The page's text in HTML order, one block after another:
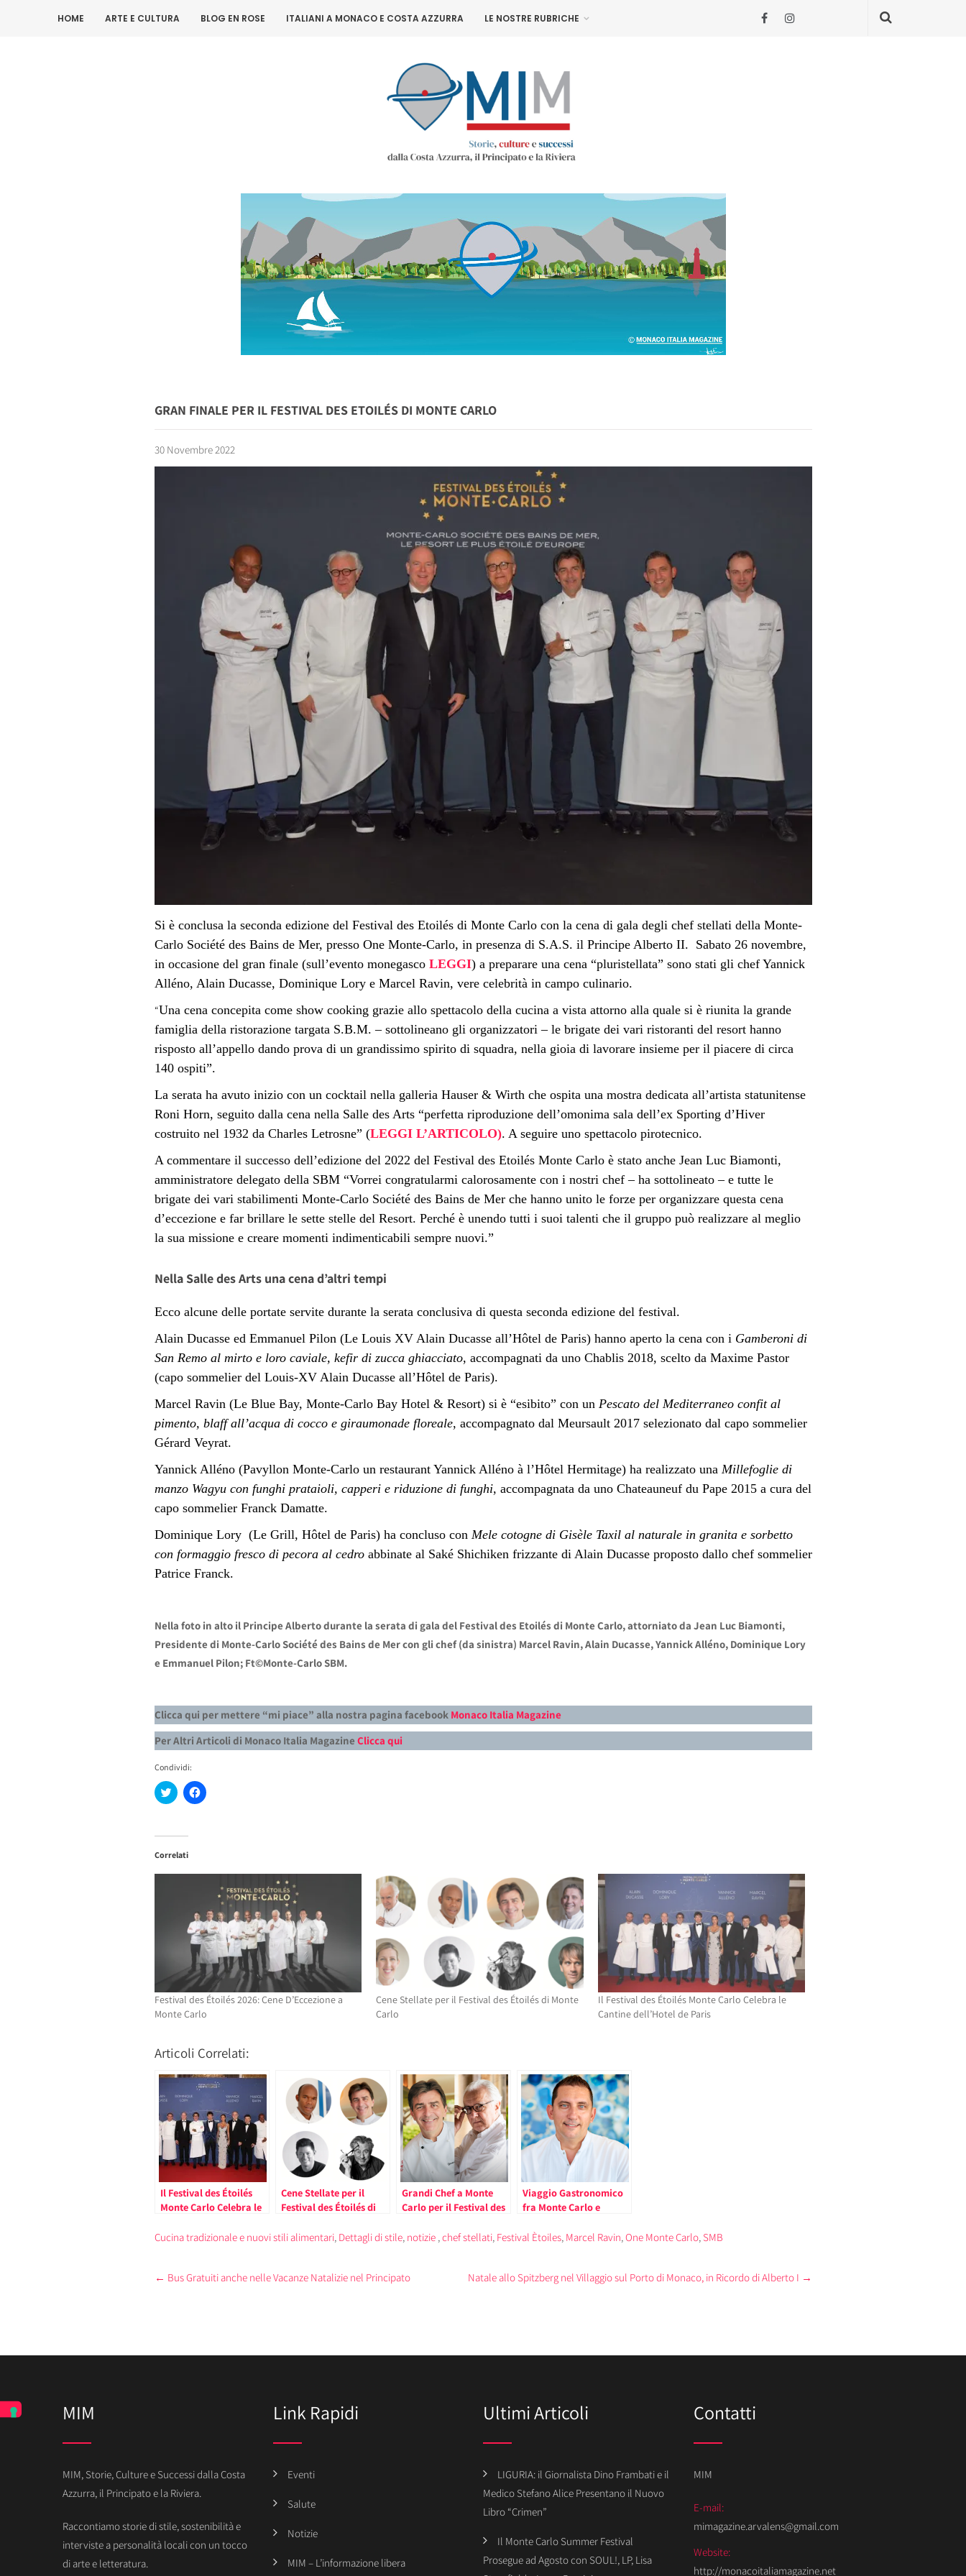
HOME ARTE E CULTURA BLOG EN ROSE ITALIANI A MONACO E COSTA AZZURRA LE NOSTRE RUBRICHE
GRAN FINALE PER IL FESTIVAL DES ETOILÉS DI MONTE CARLO
30 Novembre 2022
Si è conclusa la seconda edizione del Festival des Etoilés di Monte Carlo con la cena di gala degli chef stellati della Monte-
Carlo Société des Bains de Mer, presso One Monte-Carlo, in presenza di S.A.S. il Principe Alberto II. Sabato26 novembre,
in occasione delgran finale (sull’evento monegasco LEGGI) a preparare una cena “pluristellata” sono stati gli chef Yannick
Alléno, Alain Ducasse, Dominique Lory e Marcel Ravin, vere celebrità in campo culinario.
“Una cena concepita come show cooking grazie allo spettacolo della cucina a vista attorno alla quale si è riunita la grande
famiglia della ristorazione targata S.B.M. – sottolineano gli organizzatori – le brigate dei vari ristoranti del resort hanno
risposto all’appello dando prova di un grandissimo spirito di squadra, nella gioia di lavorare insieme per il piacere di circa
140 ospiti”.
La serata ha avuto inizio con un cocktail nella galleria Hauser & Wirth che ospita una mostra dedicata all’artista statunitense
Roni Horn, seguito dalla cena nella Salle des Arts “perfetta riproduzione dell’omonima sala dell’ex Sporting d’Hiver
costruito nel 1932 da Charles Letrosne” (LEGGI L’ARTICOLO). A seguire uno spettacolo pirotecnico.
A commentare il successo dell’edizione del 2022 del Festival des Etoilés Monte Carlo è stato anche Jean Luc Biamonti,
amministratore delegato della SBM “Vorrei congratularmi calorosamente con i nostri chef – ha sottolineato – e tutte le
brigate dei vari stabilimenti Monte-Carlo Société des Bains de Mer che hanno unito le forze per organizzare questa cena
d’eccezione e far brillare le sette stelle del Resort. Perché è unendo tutti i suoi talenti che il gruppo può realizzare al meglio
la sua missione e creare momenti indimenticabili sempre nuovi.”
Nella Salle des Arts una cena d’altri tempi
Ecco alcune delle portate servite durante la serata conclusiva di questa seconda edizione del festival.
Alain Ducasse ed Emmanuel Pilon (Le Louis XV Alain Ducasse all’Hôtel de Paris) hanno aperto la cena con i Gamberoni di
San Remo al mirto e loro caviale, kefir di zucca ghiacciato, accompagnati da uno Chablis 2018, scelto da Maxime Pastor
(capo sommelier del Louis-XV Alain Ducasse all’Hôtel de Paris).
Marcel Ravin (Le Blue Bay, Monte-Carlo Bay Hotel & Resort) si è “esibito” con un Pescato del Mediterraneo confit al
pimento, blaff all’acqua di cocco e giraumonade floreale, accompagnato dal Meursault 2017 selezionato dal capo sommelier
Gérard Veyrat.
Yannick Alléno (Pavyllon Monte-Carlo un restaurant Yannick Alléno à l’Hôtel Hermitage) ha realizzato una Millefoglie di
manzo Wagyu con funghi prataioli, capperi e riduzione di funghi, accompagnata da uno Chateauneuf du Pape 2015 a cura del
capo sommelier Franck Damatte.
Dominique Lory (Le Grill, Hôtel de Paris) ha concluso con Mele cotogne di Gisèle Taxil al naturale in granita e sorbetto
con formaggio fresco di pecora al cedroabbinate al Saké Shichiken frizzante di Alain Ducasse proposto dallo chef sommelier
Patrice Franck.
Nella foto in alto il Principe Alberto durante la serata di gala del Festival des Etoilés di Monte Carlo, attorniato da Jean Luc Biamonti,
Presidente di Monte-Carlo Société des Bains de Mer con gli chef (da sinistra) Marcel Ravin, Alain Ducasse, Yannick Alléno, Dominique Lory
e Emmanuel Pilon; Ft©Monte-Carlo SBM.
Clicca qui per mettere “mi piace” alla nostra pagina facebook Monaco Italia Magazine
Per Altri Articoli di Monaco Italia Magazine Clicca qui
Condividi:
Fai
clic
su
(Si
in
Fai
clic
una
nuova
finestra)
Correlati
Festival des Étoilés 2026: Cene D’Eccezione a
Monte Carlo
Cene Stellate per il Festival des Étoilés di Monte
Carlo
Il Festival des Étoilés Monte Carlo Celebra le
Cantine dell’Hotel de Paris
Articoli Correlati:
Il Festival des Étoilés
Monte Carlo Celebra le
Paris
Cene Stellate per il
Festival des Étoilés di
Grandi Chef a Monte
Carlo per il Festival des
Viaggio Gastronomico
fra Monte Carlo e
Étoilés. Protagonisti gli
Cucina tradizionale e nuovi stili alimentari, Dettagli di stile, notizie ,chef stellati, Festival Ètoiles, Marcel Ravin,One Monte Carlo, SMB
Post
navigation
← Bus Gratuiti anche nelle Vacanze Natalizie nel Principato Natale allo Spitzberg nel Villaggio sul Porto di Monaco, in Ricordo di Alberto I →
MIM
MIM, Storie, Culture e Successi dalla Costa
Azzurra, il Principato e la Riviera.
Raccontiamo storie di stile, sostenibilità e
interviste a personalità locali con un tocco
di arte e letteratura.
Link Rapidi
Eventi
Salute
Notizie
MIM – L’informazione libera
Ultimi Articoli
LIGURIA: il Giornalista Dino Frambati e il
Medico Stefano Alice Presentano il Nuovo
Libro “Crimen”
Il Monte Carlo Summer Festival
Prosegue ad Agosto con SOUL!, LP, Lisa
Contatti
MIM
E-mail:
mimagazine.arvalens@gmail.com
Website:
http://monacoitaliamagazine.net